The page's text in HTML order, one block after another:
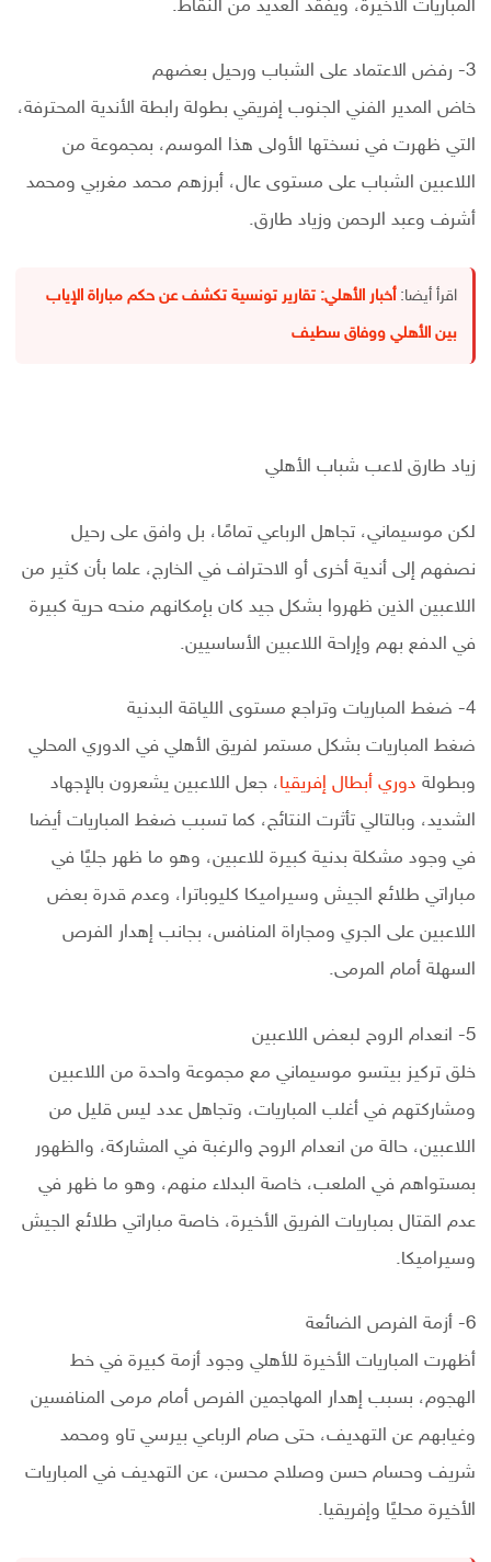
المباريات الأخيرة، ويفقد العديد من النقاط.
3- رفض الاعتماد على الشباب ورحيل بعضهم
خاض المدير الفني الجنوب إفريقي بطولة رابطة الأندية المحترفة،
التي ظهرت في نسختها الأولى هذا الموسم، بمجموعة من
اللاعبين الشباب على مستوى عال، أبرزهم محمد مغربي ومحمد
أشرف وعبد الرحمن وزياد طارق.
اقرأ أيضا: أخبار الأهلي: تقارير تونسية تكشف عن حكم مباراة الإياب
بين الأهلي ووفاق سطيف
زياد طارق لاعب شباب الأهلي
لكن موسيماني، تجاهل الرباعي تمامًا، بل وافق على رحيل
نصفهم إلى أندية أخرى أو الاحتراف في الخارج، علما بأن كثير من
اللاعبين الذين ظهروا بشكل جيد كان بإمكانهم منحه حرية كبيرة
في الدفع بهم وإراحة اللاعبين الأساسيين.
4- ضغط المباريات وتراجع مستوى اللياقة البدنية
ضغط المباريات بشكل مستمر لفريق الأهلي في الدوري المحلي
وبطولة دوري أبطال إفريقيا، جعل اللاعبين يشعرون بالإجهاد
الشديد، وبالتالي تأثرت النتائج، كما تسبب ضغط المباريات أيضا
في وجود مشكلة بدنية كبيرة للاعبين، وهو ما ظهر جليًا في
مباراتي طلائع الجيش وسيراميكا كليوباترا، وعدم قدرة بعض
اللاعبين على الجري ومجاراة المنافس، بجانب إهدار الفرص
السهلة أمام المرمى.
5- انعدام الروح لبعض اللاعبين
خلق تركيز بيتسو موسيماني مع مجموعة واحدة من اللاعبين
ومشاركتهم في أغلب المباريات، وتجاهل عدد ليس قليل من
اللاعبين، حالة من انعدام الروح والرغبة في المشاركة، والظهور
بمستواهم في الملعب، خاصة البدلاء منهم، وهو ما ظهر في
عدم القتال بمباريات الفريق الأخيرة، خاصة مباراتي طلائع الجيش
وسيراميكا.
6- أزمة الفرص الضائعة
أظهرت المباريات الأخيرة للأهلي وجود أزمة كبيرة في خط
الهجوم، بسبب إهدار المهاجمين الفرص أمام مرمى المنافسين
وغيابهم عن التهديف، حتى صام الرباعي بيرسي تاو ومحمد
شريف وحسام حسن وصلاح محسن، عن التهديف في المباريات
الأخيرة محليًا وإفريقيا.